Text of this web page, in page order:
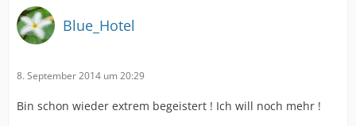
Blue_Hotel
8. September 2014 um 20:29
Bin schon wieder extrem begeistert ! Ich will noch mehr !